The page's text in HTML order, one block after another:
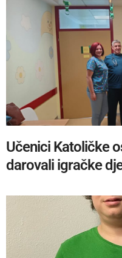
Učenici Katoličke
darovali igračke